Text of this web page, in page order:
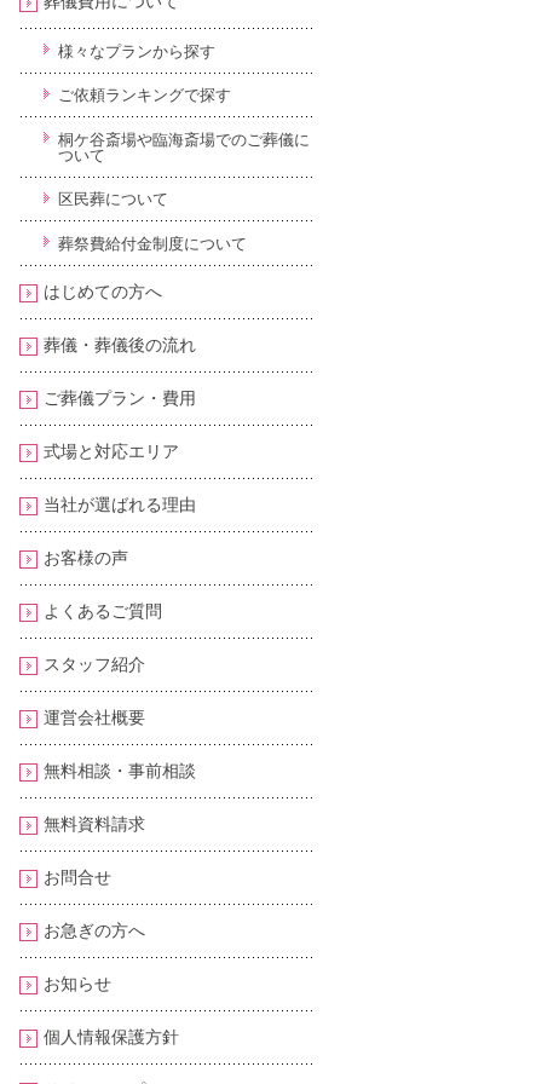
様々なプランから探す
ご依頼ランキングで探す
桐ケ谷斎場や臨海斎場でのご葬儀に
ついて
区民葬について
葬祭費給付金制度について
はじめての方へ
葬儀・葬儀後の流れ
ご葬儀プラン・費用
式場と対応エリア
当社が選ばれる理由
お客様の声
よくあるご質問
スタッフ紹介
運営会社概要
無料相談・事前相談
無料資料請求
お問合せ
お急ぎの方へ
お知らせ
個人情報保護方針